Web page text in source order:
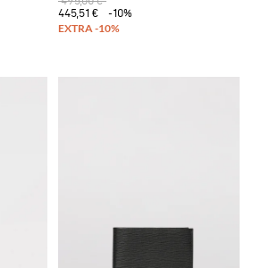
445,51 €
-10%